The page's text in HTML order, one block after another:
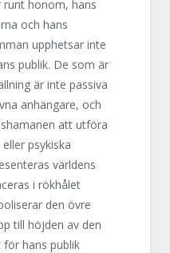
runt honom, hans
och hans
upphetsar inte
publik. De som är
är inte passiva
anhängare, och
att utföra
psykiska
världens
i rökhålet
den övre
till höjden av den
för hans publik